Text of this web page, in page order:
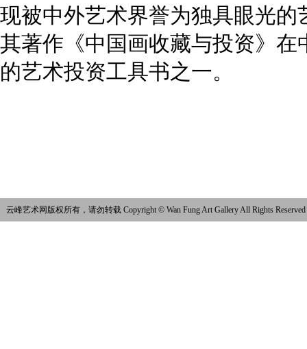
现被中外艺术界誉为独具眼光
其著作《中国画收藏与投资》
的艺术投资工具书之一。
云峰艺术网版权所有，请勿转载 Copyright © Wan Fung Art Gallery All Rights Reserved